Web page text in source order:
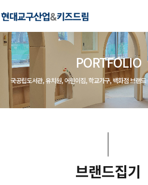
PORTFOLIO
국공립도서관, 유치원, 어린이집, 학교가구, 백화점 브랜
브랜드집기